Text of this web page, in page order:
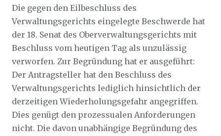
Die gegen den Eilbeschluss des
Verwaltungsgerichts eingelegte Beschwerde hat
der 18. Senat des Oberverwaltungsgerichts mit
Beschluss vom heutigen Tag als unzu­lässig
verworfen. Zur Begründung hat er ausgeführt:
Der Antragsteller hat den Be­schluss des
Verwaltungsgerichts lediglich hinsichtlich der
derzeitigen Wiederholungs­gefahr angegriffen.
Dies genügt den prozessualen Anforderungen
nicht. Die davon unabhängige Begründung des